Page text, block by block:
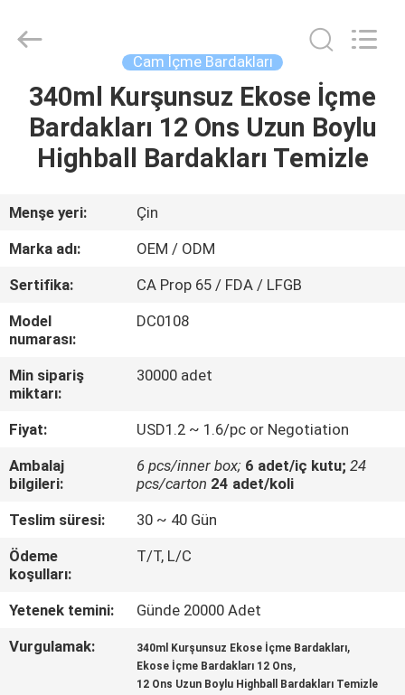
EV
ÜRÜN:%
VİDEOLAR
HAKKIMIZDA
TURU
KALITE
KONTROL
BIZIMLE
ILETIŞIME
BLOG
PRODUCTS
Reserved.
Cam İçme Bardakları
340ml Kurşunsuz Ekose İçme
Bardakları 12 Ons Uzun Boylu
Highball Bardakları Temizle
Menşe yeri:
Çin
Marka adı:
OEM / ODM
Sertifika:
CA Prop 65 / FDA / LFGB
Model
numarası:
DC0108
Min sipariş
miktarı:
30000 adet
Fiyat:
USD1.2 ~ 1.6/pc or Negotiation
Ambalaj
bilgileri:
6 pcs/inner box; 6 adet/iç kutu; 24
pcs/carton 24 adet/koli
Teslim süresi:
30 ~ 40 Gün
Ödeme
koşulları:
T/T, L/C
Yetenek temini:
Günde 20000 Adet
Vurgulamak:
340ml Kurşunsuz Ekose İçme Bardakları,
Ekose İçme Bardakları 12 Ons,
12 Ons Uzun Boylu Highball Bardakları Temizle